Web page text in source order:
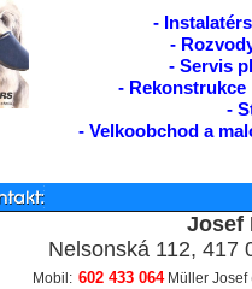
-
-
- Servis
- Rekonstrukce
-
- Velkoobchod a
Josef
Nelsonská 112, 417
Mobil: 602 433 064Müller Josef